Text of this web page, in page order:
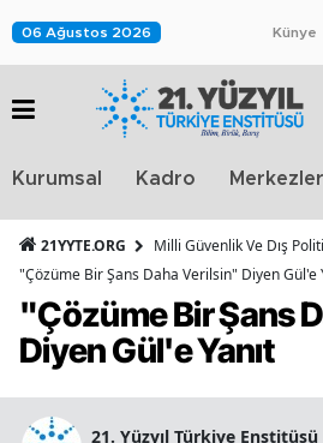
06 Ağustos 2026 Künye
Kurumsal Kadro Merkezler
21YYTE.ORG
Milli Güvenlik Ve Dış
"Çözüme Bir Şans Daha Verilsin" Diyen Gül'e
"Çözüme Bir Şans
Diyen Gül'e Yanıt
21. Yüzyıl Türkiye Enstitüsü